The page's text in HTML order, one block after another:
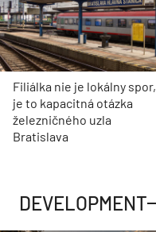
Filiálka nie je lokálny spor,
je to kapacitná otázka
železničného uzla
Bratislava
DEVELOPMENT